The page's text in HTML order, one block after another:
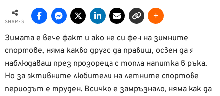
SHARES
Зимата е вече факт и ако не си фен на зимните
спортове, няма какво друго да правиш, освен да я
наблюдаваш през прозореца с топла напитка в ръка.
Но за активните любители на летните спортове
периодът е труден. Всичко е замръзнало, няма как да